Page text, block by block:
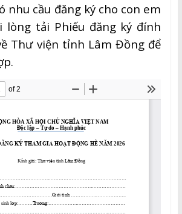
nhu cầu đăng ký cho con em
lòng tải Phiếu đăng ký đính
Thư viện tỉnh Lâm Đồng để